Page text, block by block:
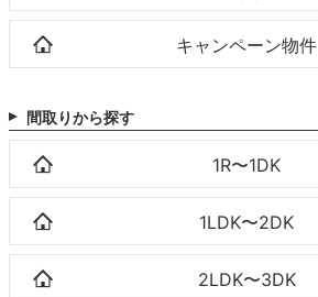
キャンペーン物件
間取りから探す
1R〜1DK
1LDK〜2DK
2LDK〜3DK